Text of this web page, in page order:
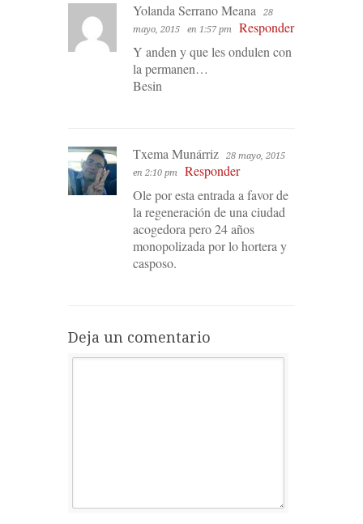
Yolanda Serrano Meana
28
mayo, 2015
en 1:57 pm
Responder
Y anden y que les ondulen con
la permanen…
Besin
Txema Munárriz
28 mayo, 2015
en 2:10 pm
Responder
Ole por esta entrada a favor de
la regeneración de una ciudad
acogedora pero 24 años
monopolizada por lo hortera y
casposo.
Deja un comentario